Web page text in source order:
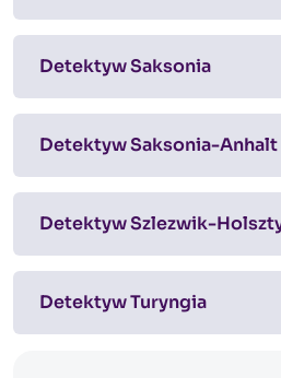
Detektyw Saksonia
Detektyw Saksonia-Anhalt
Detektyw Szlezwik-
Detektyw Turyngia